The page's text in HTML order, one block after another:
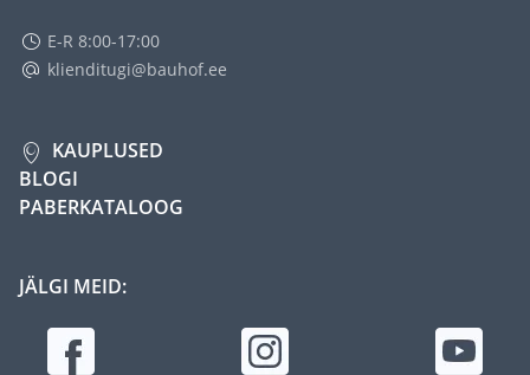
E-R 8:00-17:00
klienditugi@bauhof.ee
KAUPLUSED
BLOGI
PABERKATALOOG
JÄLGI MEID: